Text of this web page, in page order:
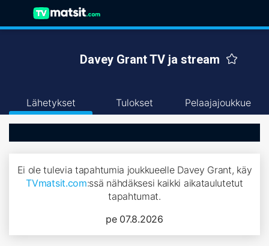
Davey Grant TV ja stream
Lähetykset Tulokset Pelaajajoukkue
Ei ole tulevia tapahtumia joukkueelle Davey Grant, käy
TVmatsit.com:ssä nähdäksesi kaikki aikataulutetut
tapahtumat.
pe 07.8.2026